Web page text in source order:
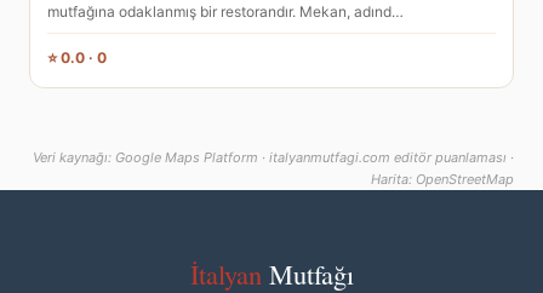
mutfağına odaklanmış bir restorandır. Mekan, adınd…
⭐ 0.0 · 0
Veri kaynağı: Google Maps Platform · italyanmutfagi.com editör puanlaması ·
Harita: OpenStreetMap
İtalyan Mutfağı